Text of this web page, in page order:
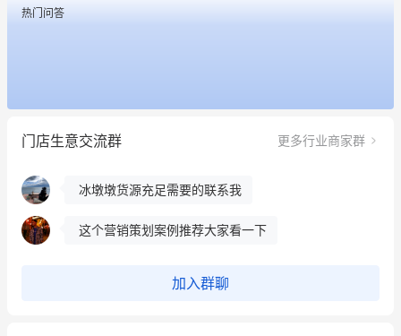
热门问答
门店生意交流群 更多行业商家群
昨晚的直播课程太好啦❤️
冰墩墩货源充足需要的联系我
这个营销策划案例推荐大家看一下
用有赞就能在微信、小红书同时经营了
加入群聊